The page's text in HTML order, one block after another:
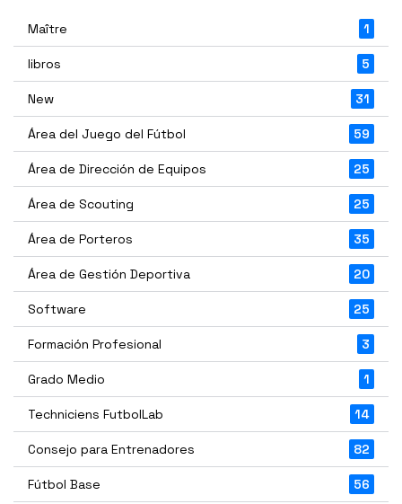
Maître 1
libros 5
New 31
Área del Juego del Fútbol 59
Área de Dirección de Equipos 25
Área de Scouting 25
Área de Porteros 35
Área de Gestión Deportiva 20
Software 25
Formación Profesional 3
Grado Medio 1
Techniciens FutbolLab 14
Consejo para Entrenadores 82
Fútbol Base 56